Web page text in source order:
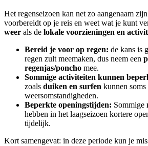
Het regenseizoen kan net zo aangenaam
voorbereidt op je reis en weet wat je kunt
weer als de lokale voorzieningen en
Bereid je voor op regen: de kans is
regen zult meemaken, dus neem een
regenjas/poncho mee.
Sommige activiteiten kunnen
zoals duiken en surfen kunnen
weersomstandigheden.
Beperkte openingstijden: Sommige
hebben in het laagseizoen kortere
tijdelijk.
Kort samengevat: in deze periode kun je